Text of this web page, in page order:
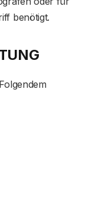
benötigt.